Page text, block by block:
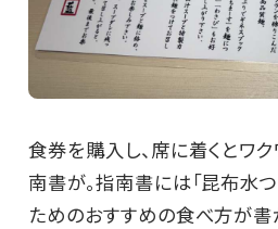
食券を購入し、席に着くとワ
南書が。指南書には「昆布水
ためのおすすめの食べ方が書